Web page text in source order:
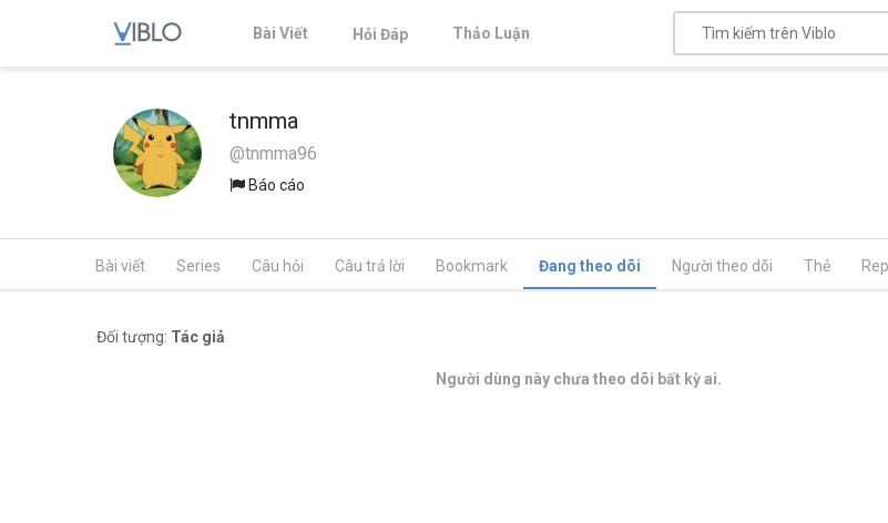
Bài Viết Hỏi Đáp Thảo Luận
tnmma
@tnmma96
Báo cáo
Bài viết Series Câu hỏi Câu trả lời Bookmark Đang theo dõi Người theo dõi Thẻ
Đối tượng: Tác giả
Người dùng này chưa theo dõi bất kỳ ai.